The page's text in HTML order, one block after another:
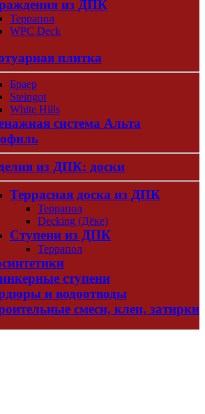
из ДПК
Террапол
WPC Deck
плитка
Браер
Steingot
White Hills
система Альта
из ДПК: доски
Террасная доска из ДПК
Террапол
Decking (Дёке)
Ступени из ДПК
Террапол
ступени
и водоотводы
смеси, клеи, затирки